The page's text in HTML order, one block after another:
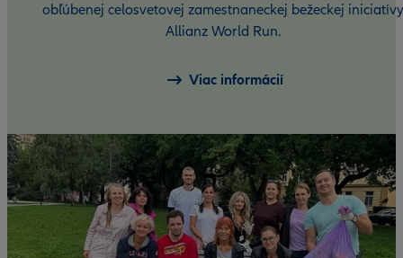
obľúbenej celosvetovej zamestnaneckej bežeckej iniciatívy
Allianz World Run.
Viac informácií